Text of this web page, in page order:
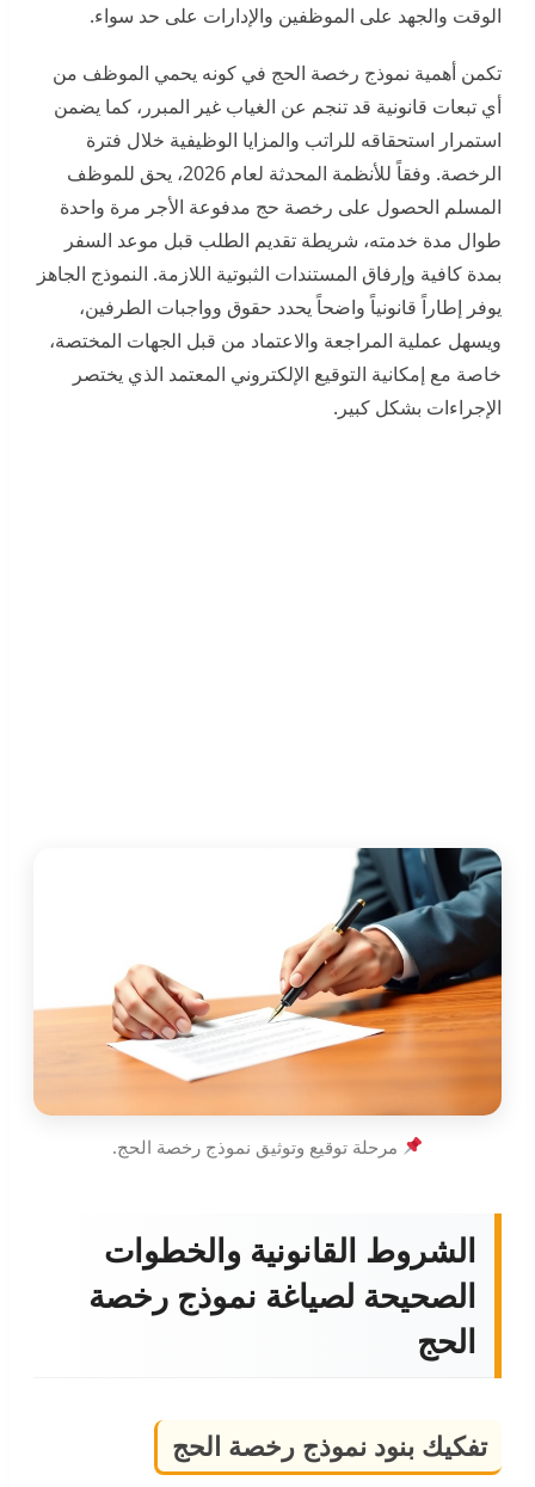
الوقت والجهد على الموظفين والإدارات على حد سواء.
تكمن أهمية نموذج رخصة الحج في كونه يحمي الموظف من
أي تبعات قانونية قد تنجم عن الغياب غير المبرر، كما يضمن
استمرار استحقاقه للراتب والمزايا الوظيفية خلال فترة
الرخصة. وفقاً للأنظمة المحدثة لعام 2026، يحق للموظف
المسلم الحصول على رخصة حج مدفوعة الأجر مرة واحدة
طوال مدة خدمته، شريطة تقديم الطلب قبل موعد السفر
بمدة كافية وإرفاق المستندات الثبوتية اللازمة. النموذج الجاهز
يوفر إطاراً قانونياً واضحاً يحدد حقوق وواجبات الطرفين،
ويسهل عملية المراجعة والاعتماد من قبل الجهات المختصة،
خاصة مع إمكانية التوقيع الإلكتروني المعتمد الذي يختصر
الإجراءات بشكل كبير.
مرحلة توقيع وتوثيق نموذج رخصة الحج.
الشروط القانونية والخطوات
الصحيحة لصياغة نموذج رخصة
الحج
تفكيك بنود نموذج رخصة الحج